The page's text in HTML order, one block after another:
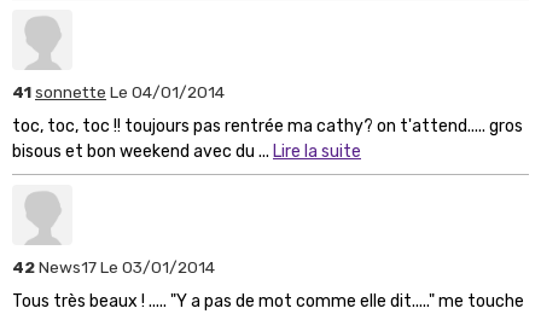
41sonnette Le 04/01/2014
toc, toc, toc !! toujours pas rentrée ma cathy? on t'attend..... gros
bisous et bon weekend avec du ... Lire la suite
42News17Le 03/01/2014
Tous très beaux ! ..... "Y a pas de mot comme elle dit....." me touche